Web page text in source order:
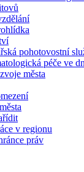
pohotovostní
péče ve
města
v regionu
práv